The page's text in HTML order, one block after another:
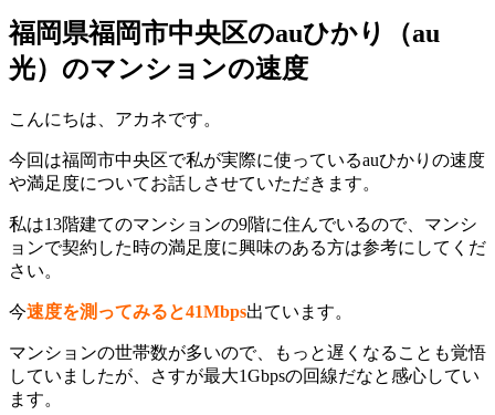
福岡県福岡市中央区のauひかり（au
光）のマンションの速度
こんにちは、アカネです。
今回は福岡市中央区で私が実際に使っているauひかりの速度
や満足度についてお話しさせていただきます。
私は13階建てのマンションの9階に住んでいるので、マンシ
ョンで契約した時の満足度に興味のある方は参考にしてくだ
さい。
今速度を測ってみると41Mbps出ています。
マンションの世帯数が多いので、もっと遅くなることも覚悟
していましたが、さすが最大1Gbpsの回線だなと感心してい
ます。